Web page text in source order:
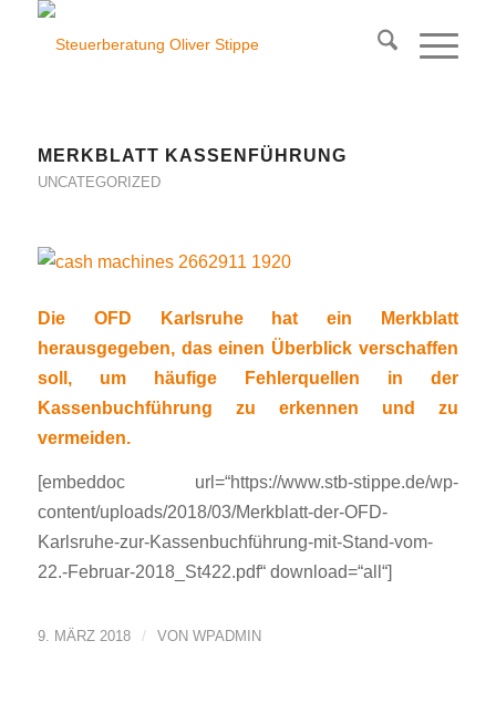
MERKBLATT KASSENFÜHRUNG
UNCATEGORIZED
Die OFD Karlsruhe hat ein Merkblatt
herausgegeben, das einen Überblick verschaffen
soll, um häufige Fehlerquellen in der
Kassenbuchführung zu erkennen und zu
vermeiden.
[embeddoc url=“https://www.stb-stippe.de/wp-
content/uploads/2018/03/Merkblatt-der-OFD-
Karlsruhe-zur-Kassenbuchführung-mit-Stand-vom-
22.-Februar-2018_St422.pdf“ download=“all“]
9. MÄRZ 2018 / VON WPADMIN